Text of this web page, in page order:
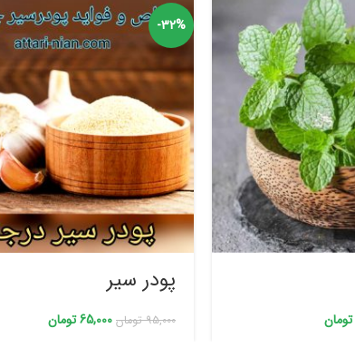
تومان
-32%
پودر سیر
95,000 تومان 65,000تومان